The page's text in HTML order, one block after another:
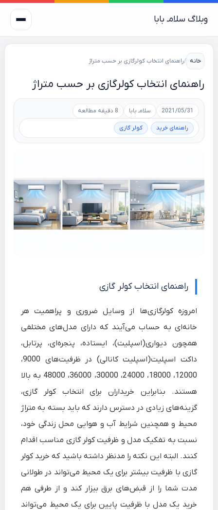
وبلاگ سلامـ بابا
خانه /راهنمای انتخاب کولرگازی بر حسب متراژ
راهنمای انتخاب کولرگازی بر حسب متراژ
2021/05/31 سلامـ بابا 8 دقیقه مطالعه
راهنمای خرید کولر گازی
راهنمای انتخاب کولر گازی
امروزه کولرگازی‌ها از وسایل ضروری و پراهمیت هر
خانه‌ای به حساب می‌آیند که دارای مدل‌های مختلفی
همچون دیواری(اسپلیت)، ایستاده، پنجره‌ای، پرتابل،
داکت اسپلیت(اسپلیت کانالی) در ظرفیت‌های 9000،
12000، 18000، 24000، 30000، 36000، 48000 به بالا
هستند. بنابراین خریداران برای انتخاب کولر گازی،
گزینه‌های زیادی در دسترس دارند که باید بسته به متراژ
محیط و همچنین شرایط آب و هوایی محل زندگی خود،
نسبت به تفکیک مدل و ظرفیت کولر گازی مناسب اقدام
کنند. البته این نکته را مدنظر داشته باشید که خرید کولر
گازی با ظرفیت بیشتر برای یک محیط می‌تواند در طولانی
مدت شما را از قبض‌های برق بیزار کند و از طرفی هم
خرید یک مدل با ظرفیت پایین برای یک محیط می‌تواند